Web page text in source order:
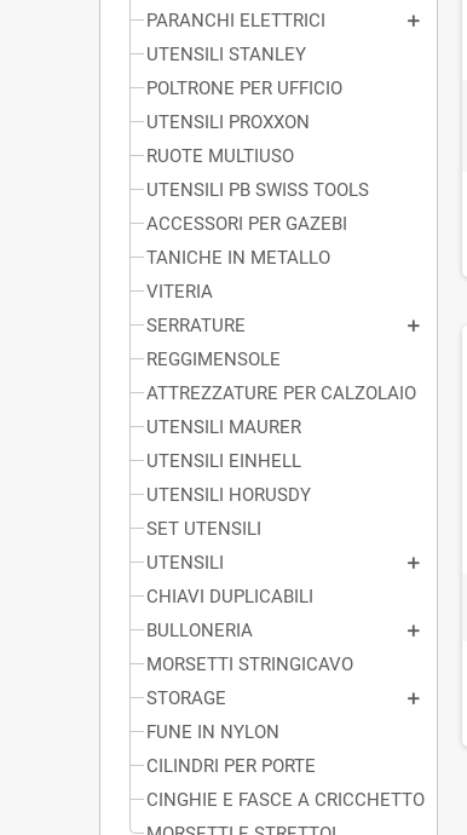
PARANCHI ELETTRICI
UTENSILI STANLEY
POLTRONE PER UFFICIO
UTENSILI PROXXON
RUOTE MULTIUSO
UTENSILI PB SWISS TOOLS
ACCESSORI PER GAZEBI
TANICHE IN METALLO
VITERIA
SERRATURE
REGGIMENSOLE
ATTREZZATURE PER CALZOLAIO
UTENSILI MAURER
UTENSILI EINHELL
UTENSILI HORUSDY
SET UTENSILI
UTENSILI
CHIAVI DUPLICABILI
BULLONERIA
MORSETTI STRINGICAVO
STORAGE
FUNE IN NYLON
CILINDRI PER PORTE
CINGHIE E FASCE A CRICCHETTO